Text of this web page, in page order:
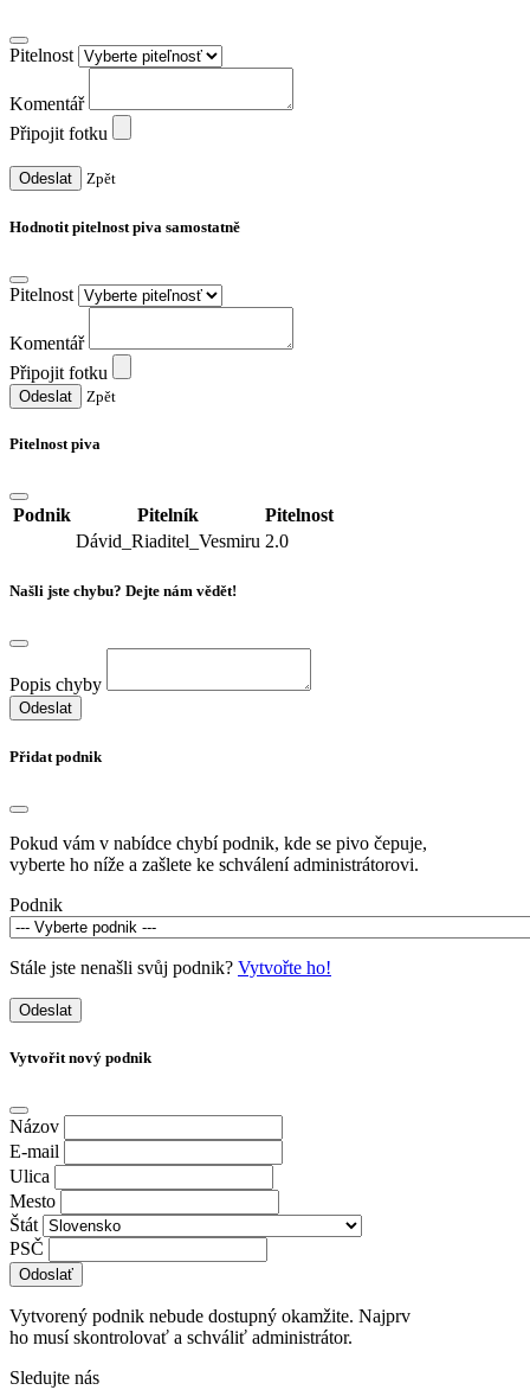
Pitelnost
Komentář
Připojit fotku
Odeslat Zpět
Hodnotit pitelnost piva samostatně
Pitelnost
Komentář
Připojit fotku
Odeslat Zpět
Pitelnost piva
Podnik Pitelník
Pitelnost
Dávid_Riaditel_Vesmiru 2.0
Našli jste chybu? Dejte nám vědět!
Popis chyby
Odeslat
Přidat podnik
Pokud vám v nabídce chybí podnik, kde se pivo čepuje,
vyberte ho níže a zašlete ke schválení administrátorovi.
Podnik
Stále jste nenašli svůj podnik? Vytvořte ho!
Odeslat
Vytvořit nový podnik
Názov
E-mail
Ulica
Mesto
Štát
PSČ
Odoslať
Vytvorený podnik nebude dostupný okamžite. Najprv
ho musí skontrolovať a schváliť administrátor.
Sledujte nás